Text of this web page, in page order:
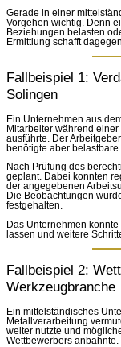
Gerade in einer
Vorgehen wichtig. Denn
Beziehungen belasten
Ermittlung schafft
Fallbeispiel 1:
Solingen
Ein Unternehmen aus
Mitarbeiter während
ausführte. Der
benötigte aber belastbare
Nach Prüfung des
geplant. Dabei konnten
der angegebenen
Die Beobachtungen
festgehalten.
Das Unternehmen
lassen und weitere
Fallbeispiel 2:
Werkzeugbranche
Ein mittelständisches
Metallverarbeitung
weiter nutzte und
Wettbewerbers anbahnte.